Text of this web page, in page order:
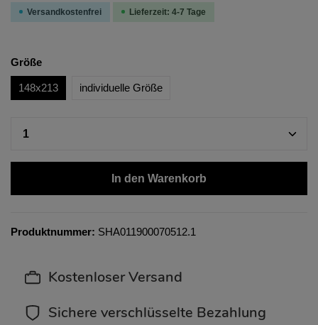
Versandkostenfrei Lieferzeit: 4-7 Tage
Größe
148x213 individuelle Größe
In den Warenkorb
Produktnummer: SHA011900070512.1
Kostenloser Versand
Sichere verschlüsselte Bezahlung